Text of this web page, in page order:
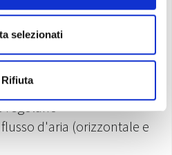
selezionati
Rifiuta
: rilevamento preciso della
e Swing
regolano
d'aria (orizzontale e